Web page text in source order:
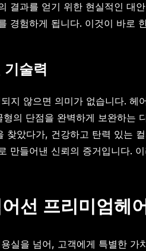
결과를 얻기 위한 현실적인
경험하게 됩니다. 이것이 바로
술력
지 않으면 의미가 없습니다.
의 단점을 완벽하게 보완하는
찾았다가, 건강하고 탄력 있는
만들어낸 신뢰의 증거입니다.
선 프리미엄헤
실을 넘어, 고객에게 특별한 가